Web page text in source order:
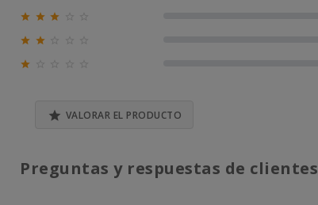
  
 

 VALORAR EL PRODUCTO
Preguntas y respuestas de clientes